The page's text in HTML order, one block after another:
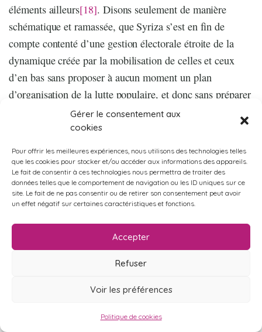
Gérer le consentement aux
cookies
Pour offrir les meilleures expériences, nous utilisons des technologies telles
que les cookies pour stocker et/ou accéder aux informations des appareils.
Le fait de consentir à ces technologies nous permettra de traiter des
données telles que le comportement de navigation ou les ID uniques sur ce
site. Le fait de ne pas consentir ou de retirer son consentement peut avoir
un effet négatif sur certaines caractéristiques et fonctions.
Accepter
Refuser
Voir les préférences
Politique de cookies
éléments ailleurs[18]. Disons seulement de manière
schématique et ramassée, que Syriza s’est en fin de
compte contenté d’une gestion électorale étroite de la
dynamique créée par la mobilisation de celles et ceux
d’en bas sans proposer à aucun moment un plan
d’organisation de la lutte populaire, et donc sans préparer
de manière élémentaire les conditions d’une issue
victorieuse de la bataille. Et parmi ces conditions, une
revêtait une importance stratégique déterminante : la
confrontation avec l’Union européenne et les armes dont
celles-ci ne manquerait pas de faire usage, de manière
tout à fait prévisible, contre tout gouvernement qui
à commencer par l’outil monétaire.
Cela ne signifie pas pour autant que le cycle politique
de la crise grecque. Pour le dire autrement, la
passé », qu’un pari de portée historique ne s’est pas joué,